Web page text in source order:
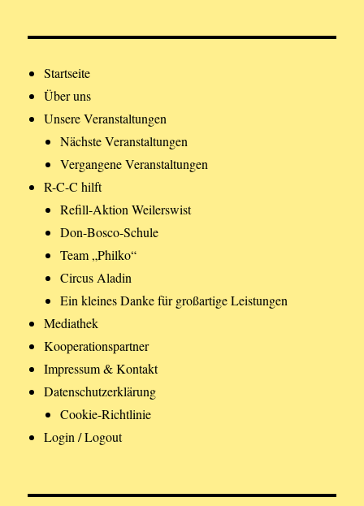
Startseite
Über uns
Unsere Veranstaltungen
Nächste Veranstaltungen
Vergangene Veranstaltungen
R-C-C hilft
Refill-Aktion Weilerswist
Don-Bosco-Schule
Team „Philko“
Circus Aladin
Ein kleines Danke für großartige Leistungen
Mediathek
Kooperationspartner
Impressum & Kontakt
Datenschutzerklärung
Cookie-Richtlinie
Login / Logout